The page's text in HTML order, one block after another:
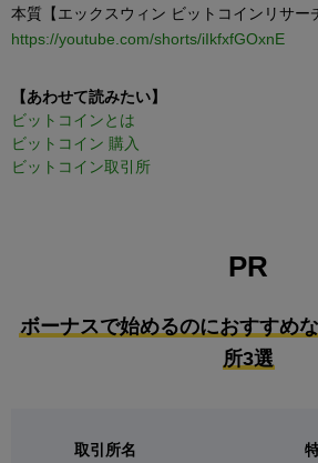
本質【エックスウィン ビットコインリサー
https://youtube.com/shorts/iIkfxfGOxnE
【あわせて読みたい】
ビットコインとは
ビットコイン 購入
ビットコイン取引所
PR
ボーナスで始めるのにおすすめ
所3選
取引所名